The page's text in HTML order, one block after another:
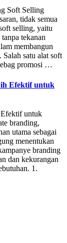
Soft Selling
tidak semua
selling, yaitu
tekanan
membangun
Salah satu alat soft
promosi …
Efektif untuk
untuk
branding,
utama sebagai
menentukan
branding
dan kekurangan
1.